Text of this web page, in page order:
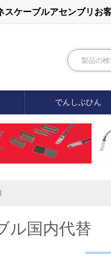
ケーブルアセンブリお
でんしぶひん
ル国内代替